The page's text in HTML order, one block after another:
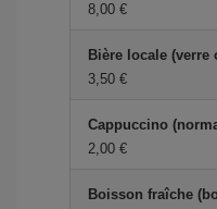
8,00 €
Bière locale (verre
3,50 €
Cappuccino
2,00 €
Boisson fraîche